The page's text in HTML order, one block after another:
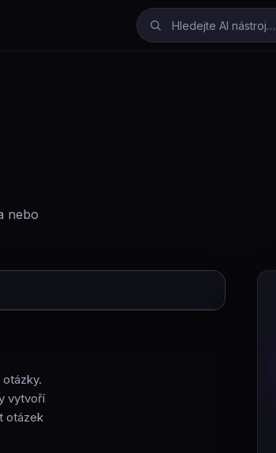
nebo
vytvoří
otázek